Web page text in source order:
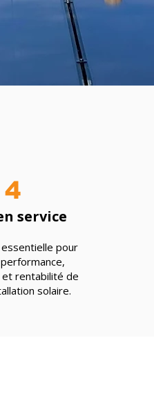
4
service
pour
rentabilité de
solaire.